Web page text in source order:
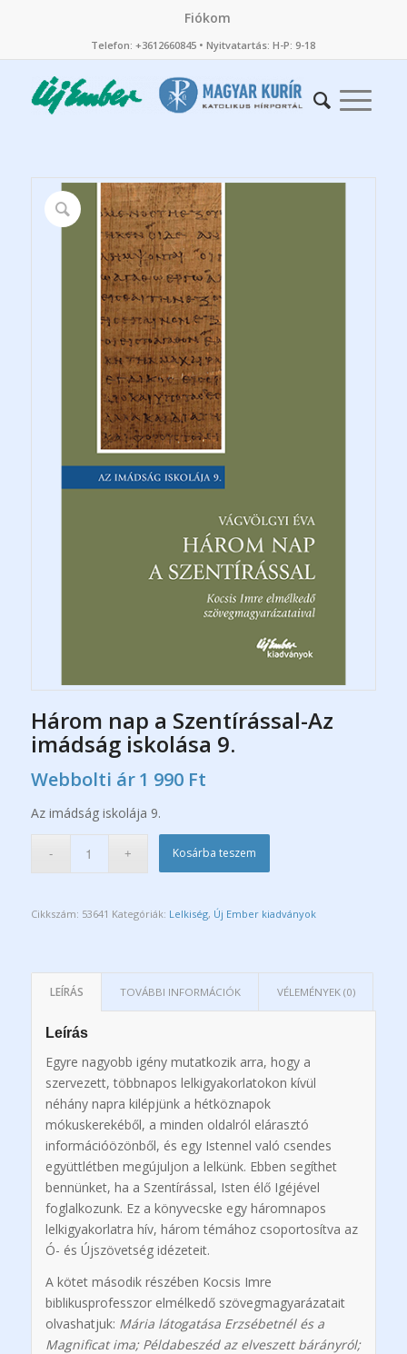
Fiókom
Telefon: +3612660845 • Nyitvatartás: H-P: 9-18
Három nap a Szentírással-Az
imádság iskolása 9.
Webbolti ár 1 990 Ft
Az imádság iskolája 9.
Kosárba teszem
Cikkszám: 53641 Kategóriák: Lelkiség, Új Ember kiadványok
LEÍRÁS TOVÁBBI INFORMÁCIÓK VÉLEMÉNYEK (0)
Leírás
Egyre nagyobb igény mutatkozik arra, hogy a
szervezett, többnapos lelkigyakorlatokon kívül
néhány napra kilépjünk a hétköznapok
mókuskerekéből, a minden oldalról elárasztó
információözönből, és egy Istennel való csendes
együttlétben megújuljon a lelkünk. Ebben segíthet
bennünket, ha a Szentírással, Isten élő Igéjével
foglalkozunk. Ez a könyvecske egy háromnapos
lelkigyakorlatra hív, három témához csoportosítva az
Ó- és Újszövetség idézeteit.
A kötet második részében Kocsis Imre
biblikusprofesszor elmélkedő szövegmagyarázatait
olvashatjuk: Mária látogatása Erzsébetnél és a
Magnificat ima; Példabeszéd az elveszett bárányról;